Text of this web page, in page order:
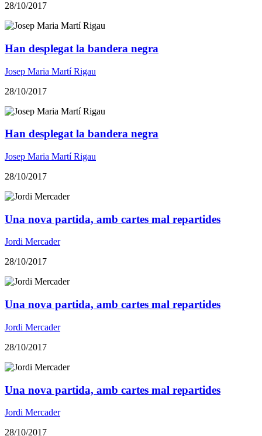
28/10/2017
Han desplegat la bandera negra
Josep Maria Martí Rigau
28/10/2017
Han desplegat la bandera negra
Josep Maria Martí Rigau
28/10/2017
Una nova partida, amb cartes mal repartides
Jordi Mercader
28/10/2017
Una nova partida, amb cartes mal repartides
Jordi Mercader
28/10/2017
Una nova partida, amb cartes mal repartides
Jordi Mercader
28/10/2017